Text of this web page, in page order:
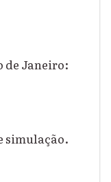
de Janeiro:
simulação.